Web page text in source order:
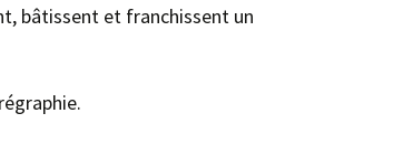
bâtissent et franchissent un